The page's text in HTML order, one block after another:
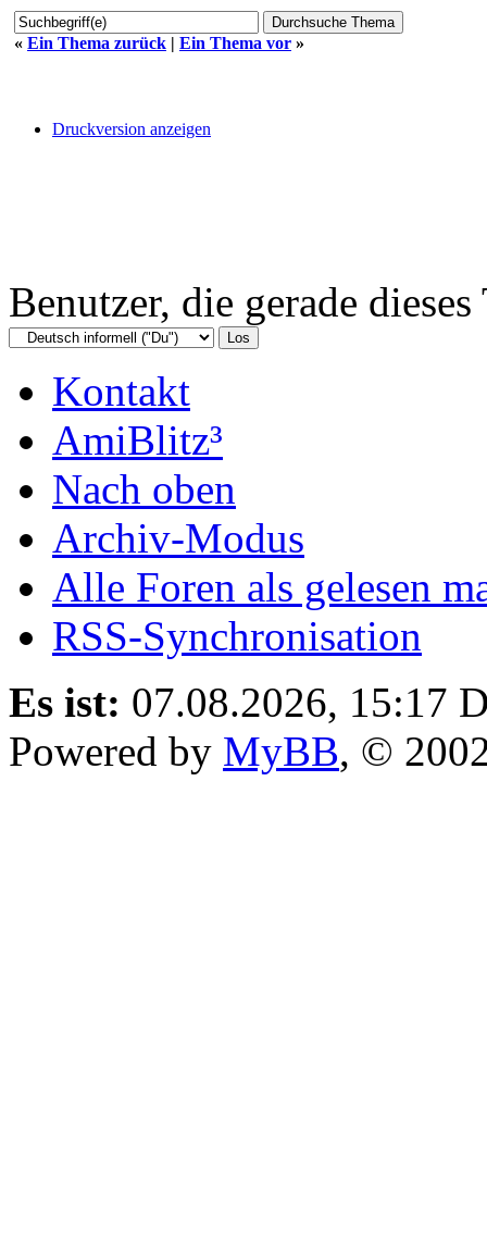
« Ein Thema zurück | Ein Thema vor »
Druckversion anzeigen
Benutzer, die gerade
Kontakt
AmiBlitz³
Nach oben
Archiv-Modus
Alle Foren als gelesen
RSS-Synchronisation
Es ist: 07.08.2026, 15:17
Powered by MyBB, ©